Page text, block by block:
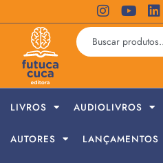
LIVROS AUDIOLIVROS
AUTORES LANÇAMENTOS